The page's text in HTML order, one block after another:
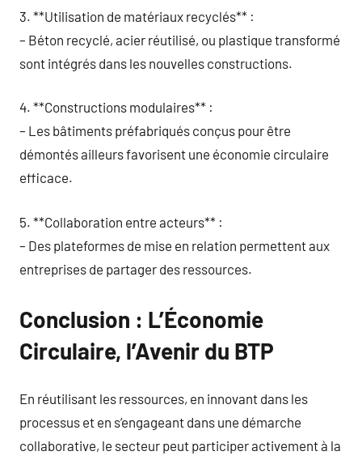
3. **Utilisation de matériaux recyclés** :
– Béton recyclé, acier réutilisé, ou plastique transformé
sont intégrés dans les nouvelles constructions.
4. **Constructions modulaires** :
– Les bâtiments préfabriqués conçus pour être
démontés ailleurs favorisent une économie circulaire
efficace.
5. **Collaboration entre acteurs** :
– Des plateformes de mise en relation permettent aux
entreprises de partager des ressources.
Conclusion : L’Économie
Circulaire, l’Avenir du BTP
En réutilisant les ressources, en innovant dans les
processus et en s’engageant dans une démarche
collaborative, le secteur peut participer activement à la